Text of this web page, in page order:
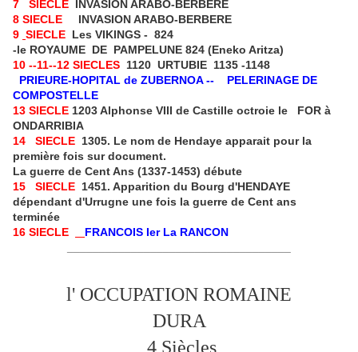
7 SIECLE INVASION ARABO-BERBERE
8 SIECLE
INVASION ARABO-BERBERE
9 SIECLE Les VIKINGS - 824
-le ROYAUME DE PAMPELUNE 824 (Eneko Aritza)
10 --11--12 SIECLES 1120 URTUBIE 1135 -1148
PRIEURE-HOPITAL de ZUBERNOA -- PELERINAGE DE
COMPOSTELLE
13 SIECLE 1203 Alphonse VIII de Castille octroie le FOR à
ONDARRIBIA
14 SIECLE 1305. Le nom de Hendaye apparait pour la
première fois sur document.
La guerre de Cent Ans (1337-1453) débute
15 SIECLE 1451. Apparition du Bourg d'HENDAYE
dépendant d'Urrugne une fois la guerre de Cent ans
terminée
16 SIECLE
FRANCOIS Ier La RANCON
l' OCCUPATION ROMAINE
DURA
_______ 4 Siècles_______